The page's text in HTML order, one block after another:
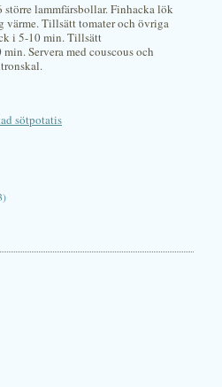
lammfärsbollar. Finhacka lök
värme. Tillsätt tomater och övriga
i 5-10 min. Tillsätt
Servera med couscous och
sötpotatis